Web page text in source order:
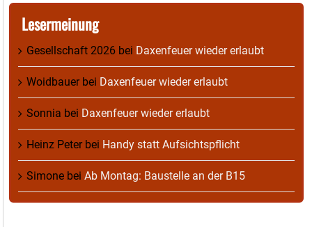
Lesermeinung
Gesellschaft 2026 bei Daxenfeuer wieder erlaubt
Woidbauerbei Daxenfeuer wieder erlaubt
Sonnia bei Daxenfeuer wieder erlaubt
Heinz Peterbei Handy statt Aufsichtspflicht
Simone bei Ab Montag: Baustelle an der B15